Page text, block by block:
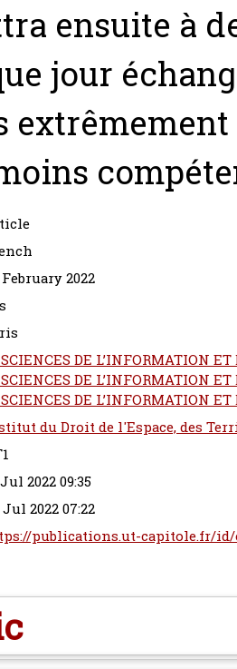
ensuite à
jour
2022
DE L’INFORMATION
DE L’INFORMATION
DE L’INFORMATION
du Droit de l'Espace, des
2022 09:35
2022 07:22
publications.ut-capitole.fr/